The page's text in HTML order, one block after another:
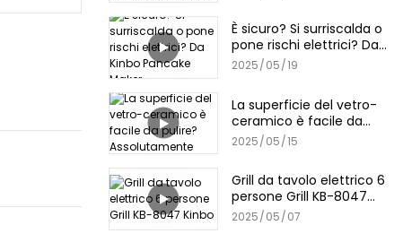
È sicuro? Si surriscalda o
pone rischi elettrici? Da
Kinbo Pancake Maker
2025 05 19
La superficie del vetro-
ceramico è facile da
pulire? Assolutamente
2025 05 15
Grill da tavolo elettrico 6
persone Grill KB-8047
Kinbo
2025 05 07